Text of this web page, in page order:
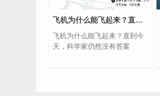
飞机为什么能飞起来？直到今天，科学家仍然没有答案
飞机为什么能飞起来？直到今
天，科学家仍然没有答案